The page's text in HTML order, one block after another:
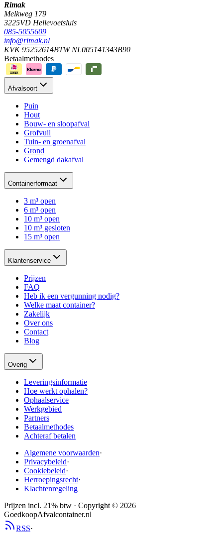
Rimak
Melkweg 179
3225VD Hellevoetsluis
085-5055609
info@rimak.nl
KVK 95252614BTW NL005141343B90
Betaalmethodes
Afvalsoort
Puin
Hout
Bouw- en sloopafval
Grofvuil
Tuin- en groenafval
Grond
Gemengd dakafval
Containerformaat
3 m³ open
6 m³ open
10 m³ open
10 m³ gesloten
15 m³ open
Klantenservice
Prijzen
FAQ
Heb ik een vergunning nodig?
Welke maat container?
Zakelijk
Over ons
Contact
Blog
Overig
Leveringsinformatie
Hoe werkt ophalen?
Ophaalservice
Werkgebied
Partners
Betaalmethodes
Achteraf betalen
Algemene voorwaarden·
Privacybeleid·
Cookiebeleid·
Herroepingsrecht·
Klachtenregeling
Prijzen incl. 21% btw · Copyright © 2026
GoedkoopAfvalcontainer.nl
RSS·